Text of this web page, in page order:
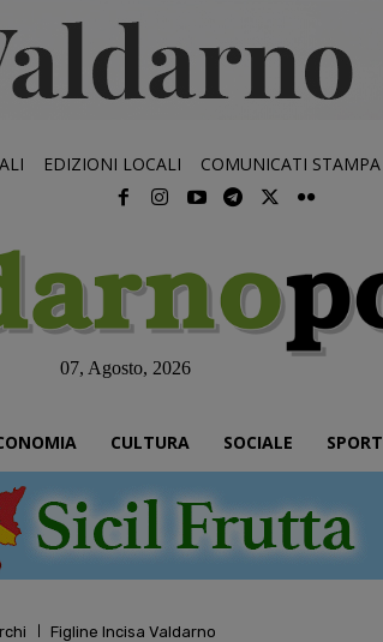
EDIZIONI LOCALI COMUNICATI STAMPA
07, Agosto, 2026
CULTURA SOCIALE SPORT
Figline Incisa Valdarno